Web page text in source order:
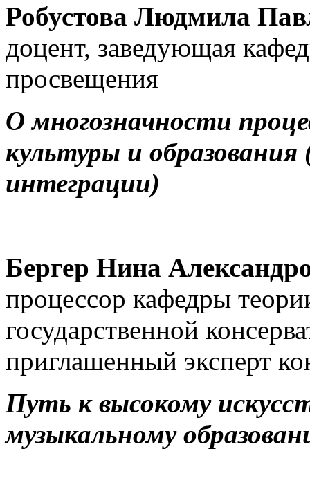
Робустова Людмила
доцент, заведующая
просвещения
О многозначности
культуры и
интеграции)
Бергер Нина
процессор кафедры
государственной
приглашенный эксперт
Путь к высокому
музыкальному